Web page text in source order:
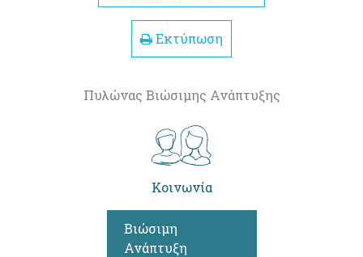
Εκτύπωση
Πυλώνας Βιώσιμης Ανάπτυξης
Κοινωνία
Βιώσιμη
Ανάπτυξη